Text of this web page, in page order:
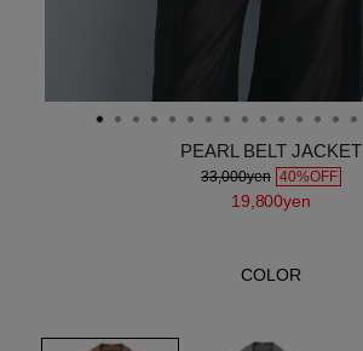
PEARL BELT JACKET
33,000yen 40%OFF
19,800yen
COLOR